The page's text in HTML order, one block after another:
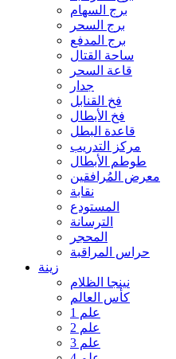
برج السهام
برج السحر
برج المدفع
ساحة القتال
قاعة السحر
جدار
فخ القنابل
فخ الأبطال
قاعدة البطل
مركز التدريب
طوطم الأبطال
معرض المُرافقين
نقابة
المستودع
الترسانة
المحجر
حراس المراقبة
زينة
نينجا الظلام
كأس العالم
علم 1
علم 2
علم 3